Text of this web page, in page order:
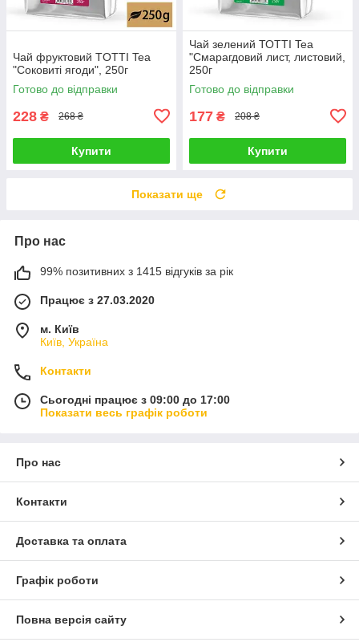
Чай фруктовий TОТТІ Tea
"Соковиті ягоди", 250г
Готово до відправки
228 ₴ 268 ₴
Купити
Чай зелений ТОТТІ Tea
"Смарагдовий лист, листовий,
250г
Готово до відправки
177 ₴ 208 ₴
Купити
Показати ще
Про нас
99% позитивних з 1415 відгуків за рік
Працює з 27.03.2020
м. Київ
Київ, Україна
Контакти
Сьогодні працює з 09:00 до 17:00
Показати весь графік роботи
Про нас
Контакти
Доставка та оплата
Графік роботи
Повна версія сайту